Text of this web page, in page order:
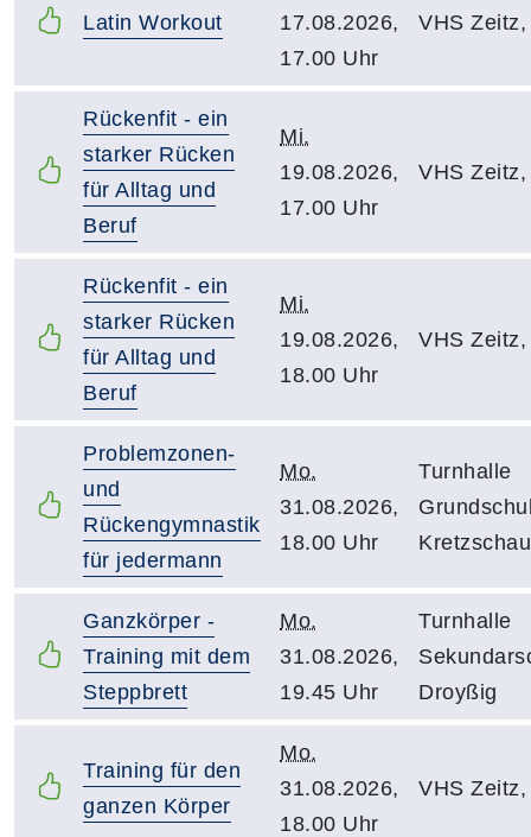
Latin Workout
17.08.2026,
17.00 Uhr
VHS Zeitz,
Rückenfit - ein
starker Rücken
für Alltag und
Beruf
Mi.
19.08.2026,
17.00 Uhr
VHS Zeitz,
Rückenfit - ein
starker Rücken
für Alltag und
Beruf
Mi.
19.08.2026,
18.00 Uhr
VHS Zeitz,
Problemzonen-
und
Rückengymnastik
für jedermann
Mo.
31.08.2026,
18.00 Uhr
Turnhalle
Kretzschau
Ganzkörper -
Training mit dem
Steppbrett
Mo.
31.08.2026,
19.45 Uhr
Turnhalle
Droyßig
Training für den
ganzen Körper
Mo.
31.08.2026,
18.00 Uhr
VHS Zeitz,